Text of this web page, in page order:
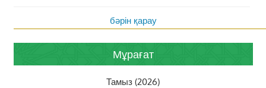
бәрін қарау
Мұрағат
Тамыз (2026)